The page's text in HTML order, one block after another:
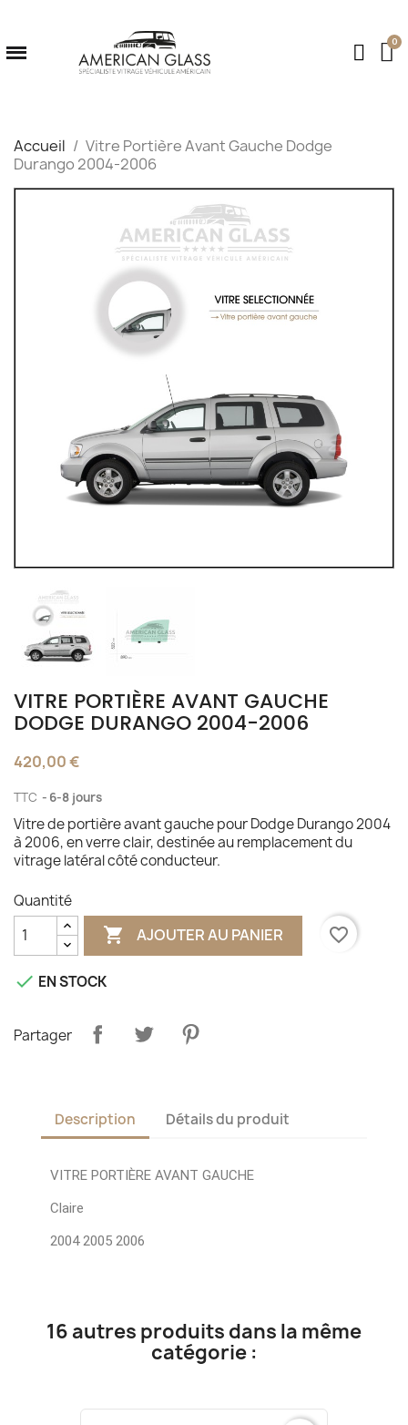
Accueil
Vitre Portière Avant Gauche Dodge
Durango 2004-2006
VITRE PORTIÈRE AVANT GAUCHE
DODGE DURANGO 2004-2006
420,00 €
TTC 6-8 jours
Vitre de portière avant gauche pour Dodge Durango 2004
à 2006, en verre clair, destinée au remplacement du
vitrage latéral côté conducteur.
Quantité
 AJOUTER AU PANIER favorite_border
 EN STOCK
Partager
Description Détails du produit
VITRE PORTIÈRE AVANT GAUCHE
Claire
2004 2005 2006
16 autres produits dans la même
catégorie :